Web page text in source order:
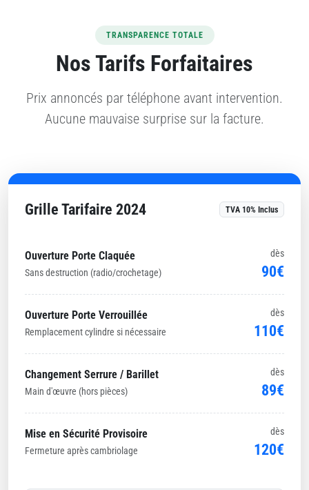
TRANSPARENCE TOTALE
Nos Tarifs Forfaitaires
Prix annoncés par téléphone avant intervention.
Aucune mauvaise surprise sur la facture.
Grille Tarifaire 2024 TVA 10% Inclus
Ouverture Porte Claquée
Sans destruction (radio/crochetage)
dès
90€
Ouverture Porte Verrouillée
Remplacement cylindre si nécessaire
dès
110€
Changement Serrure / Barillet
Main d'œuvre (hors pièces)
dès
89€
Mise en Sécurité Provisoire
Fermeture après cambriolage
dès
120€